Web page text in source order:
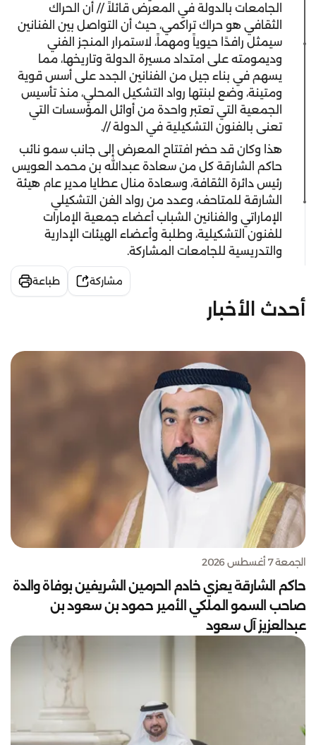
الجامعات بالدولة في المعرض قائلاً // أن الحراك
الثقافي هو حراك تراكمي، حيث أن التواصل بين الفنانين
سيمثل رافدًا حيوياً ومهماً، لاستمرار المنجز الفني
وديمومته على امتداد مسيرة الدولة وتاريخها، مما
يسهم في بناء جيل من الفنانين الجدد على أسس قوية
ومتينة، وضع لبنتها رواد التشكيل المحلي، منذ تأسيس
الجمعية التي تعتبر واحدة من أوائل المؤسسات التي
تعنى بالفنون التشكيلية في الدولة //.
هذا وكان قد حضر افتتاح المعرض إلى جانب سمو نائب
حاكم الشارقة كل من سعادة عبدالله بن محمد العويس
رئيس دائرة الثقافة، وسعادة منال عطايا مدير عام هيئة
الشارقة للمتاحف، وعدد من رواد الفن التشكيلي
الإماراتي والفنانين الشباب أعضاء جمعية الإمارات
للفنون التشكيلية، وطلبة وأعضاء الهيئات الإدارية
والتدريسية للجامعات المشاركة.
مشاركة طباعة
أحدث الأخبار
الجمعة 7 أغسطس 2026
حاكم الشارقة يعزي خادم الحرمين الشريفين بوفاة والدة
صاحب السمو الملكي الأمير حمود بن سعود بن
عبدالعزيز آل سعود